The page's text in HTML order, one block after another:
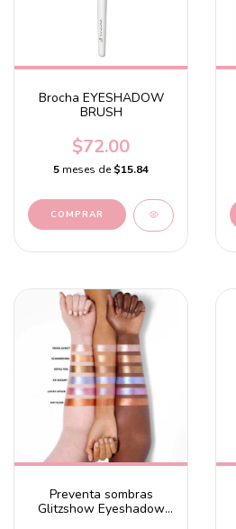
Brocha EYESHADOW
BRUSH
$72.00
5 meses de$15.84
Preventa sombras
Glitzshow Eyeshadow